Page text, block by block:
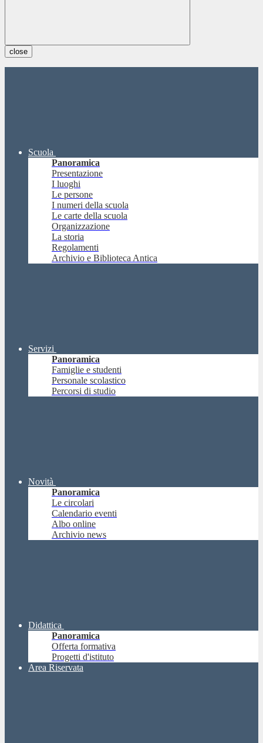
close
Scuola
Panoramica
Presentazione
I luoghi
Le persone
I numeri della scuola
Le carte della scuola
Organizzazione
La storia
Regolamenti
Archivio e Biblioteca Antica
Servizi
Panoramica
Famiglie e studenti
Personale scolastico
Percorsi di studio
Novità
Panoramica
Le circolari
Calendario eventi
Albo online
Archivio news
Didattica
Panoramica
Offerta formativa
Progetti d'istituto
Area Riservata